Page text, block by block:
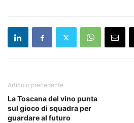
Articolo precedente
La Toscana del vino punta
sul gioco di squadra per
guardare al futuro